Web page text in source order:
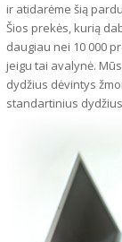
ir atidarėme šią
Šios prekės, kurią
daugiau nei 10 000
jeigu tai avalynė.
dydžius dėvintys
standartinius